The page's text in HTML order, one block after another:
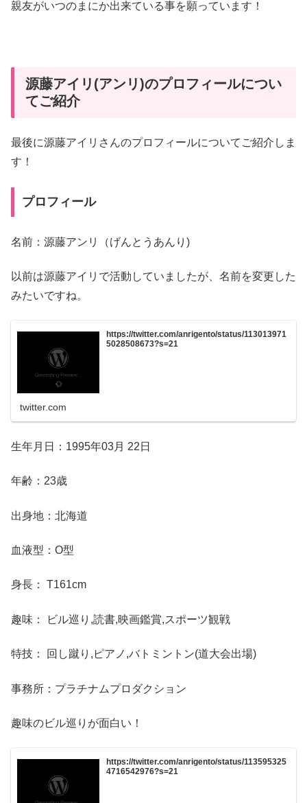
親友がいつのまにか出来ている事を願っています！
源藤アイリ(アンリ)のプロフィールについ
てご紹介
最後に源藤アイリさんのプロフィールについてご紹介しま
す！
プロフィール
名前：源藤アンリ（げんとうあんり)
以前は源藤アイリで活動していましたが、名前を変更した
みたいですね。
https://twitter.com/anrigento/status/113013971
5028508673?s=21
twitter.com
生年月日：1995年03月 22日
年齢：23歳
出身地：北海道
血液型：O型
身長： T161cm
趣味： ビル巡り,読書,映画鑑賞,スポーツ観戦
特技： 回し蹴り,ピアノ,バトミントン(道大会出場)
事務所：プラチナムプロダクション
趣味のビル巡りが面白い！
https://twitter.com/anrigento/status/113595325
4716542976?s=21